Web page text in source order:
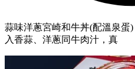
蒜味洋蔥宮崎和牛丼(配溫泉蛋
入香蒜、洋蔥同牛肉汁，真